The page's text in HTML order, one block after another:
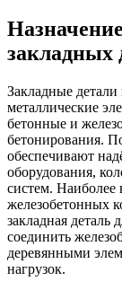
закладных
Закладные
металлические
бетонные и
бетонирования.
обеспечивают
оборудования,
систем. Наиболее
железобетонных
закладная деталь
соединить
деревянными
нагрузок.